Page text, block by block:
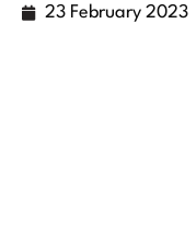
23 February 2023